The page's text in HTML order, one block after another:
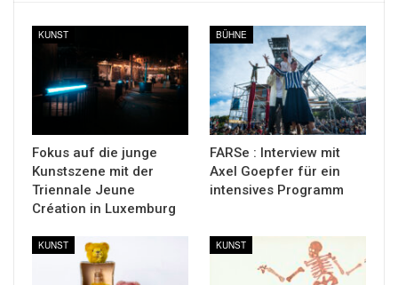
KUNST
Fokus auf die junge
Kunstszene mit der
Triennale Jeune
Création in Luxemburg
BÜHNE
FARSe : Interview mit
Axel Goepfer für ein
intensives Programm
KUNST KUNST